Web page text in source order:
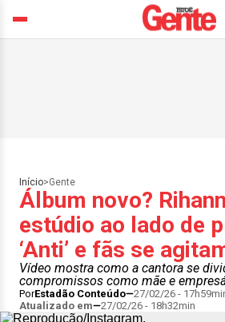
Início>Gente
Álbum novo?
estúdio ao lado de
‘Anti’ e fãs se
Vídeo mostra como a cantora se
compromissos como mãe e
PorEstadão Conteúdo 27/02/26 -
Atualizado em
27/02/26 - 18h32min